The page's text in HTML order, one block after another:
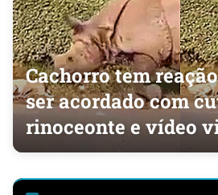
Cachorro tem
ser acordado com
rinoceonte e vídeo